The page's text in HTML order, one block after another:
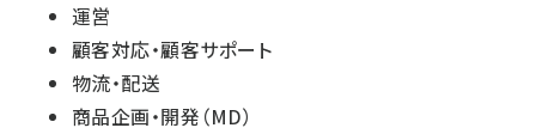
運営
顧客対応・顧客サポート
物流・配送
商品企画・開発（MD）